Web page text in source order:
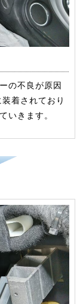
の不良が原因
着されており
いきます。